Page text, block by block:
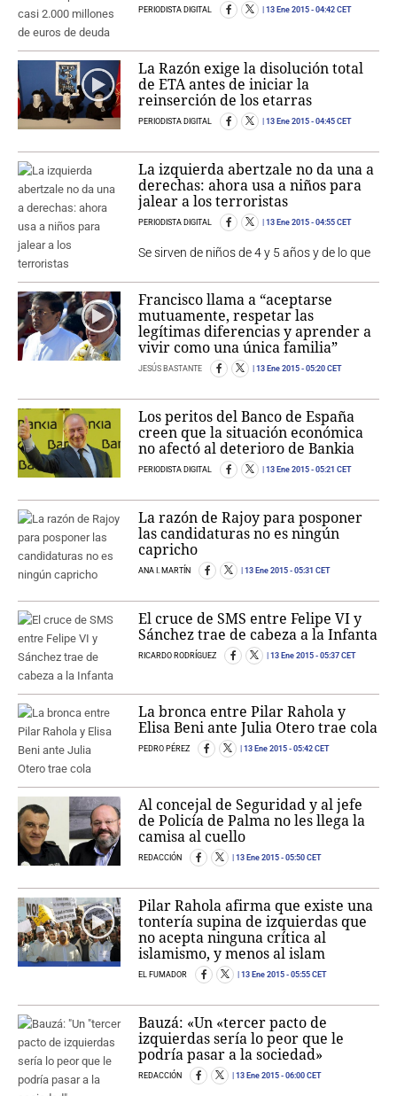
PERIODISTA DIGITAL 13 Ene 2015 - 04:42 CET
La Razón exige la disolución total
de ETA antes de iniciar la
reinserción de los etarras
PERIODISTA DIGITAL 13 Ene 2015 - 04:45 CET
La izquierda abertzale no da una a
derechas: ahora usa a niños para
jalear a los terroristas
PERIODISTA DIGITAL 13 Ene 2015 - 04:55 CET
Se sirven de niños de 4 y 5 años y de lo que
Francisco llama a “aceptarse
mutuamente, respetar las
legítimas diferencias y aprender a
vivir como una única familia”
JESÚS BASTANTE 13 Ene 2015 - 05:20 CET
Los peritos del Banco de España
creen que la situación económica
no afectó al deterioro de Bankia
PERIODISTA DIGITAL 13 Ene 2015 - 05:21 CET
La razón de Rajoy para posponer
las candidaturas no es ningún
capricho
ANA I. MARTÍN 13 Ene 2015 - 05:31 CET
El cruce de SMS entre Felipe VI y
Sánchez trae de cabeza a la Infanta
RICARDO RODRÍGUEZ 13 Ene 2015 - 05:37 CET
La bronca entre Pilar Rahola y
Elisa Beni ante Julia Otero trae cola
PEDRO PÉREZ 13 Ene 2015 - 05:42 CET
Al concejal de Seguridad y al jefe
de Policía de Palma no les llega la
camisa al cuello
REDACCIÓN 13 Ene 2015 - 05:50 CET
Pilar Rahola afirma que existe una
tontería supina de izquierdas que
no acepta ninguna crítica al
islamismo, y menos al islam
EL FUMADOR 13 Ene 2015 - 05:55 CET
Bauzá: «Un «tercer pacto de
izquierdas sería lo peor que le
podría pasar a la sociedad»
REDACCIÓN 13 Ene 2015 - 06:00 CET